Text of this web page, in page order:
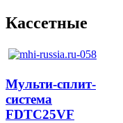
Кассетные
Мульти-сплит-
система
FDTC25VF